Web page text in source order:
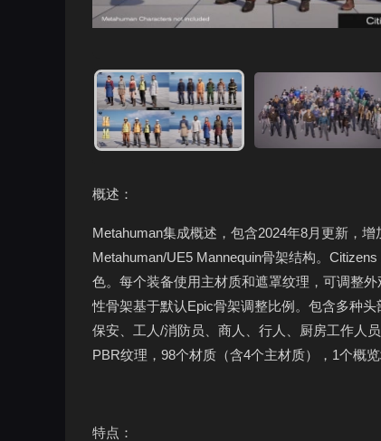
概述：
Metahuman集成概述，包含2024年8月更新，
Metahuman/UE5 Mannequin骨架结构。
色。每个装备使用主材质和遮罩纹理，可调整
性骨架基于默认Epic骨架调整比例。包含多种
保安、工人/消防员、商人、行人、厨房工作人
PBR纹理，98个材质（含4个主材质），1个概
特点：